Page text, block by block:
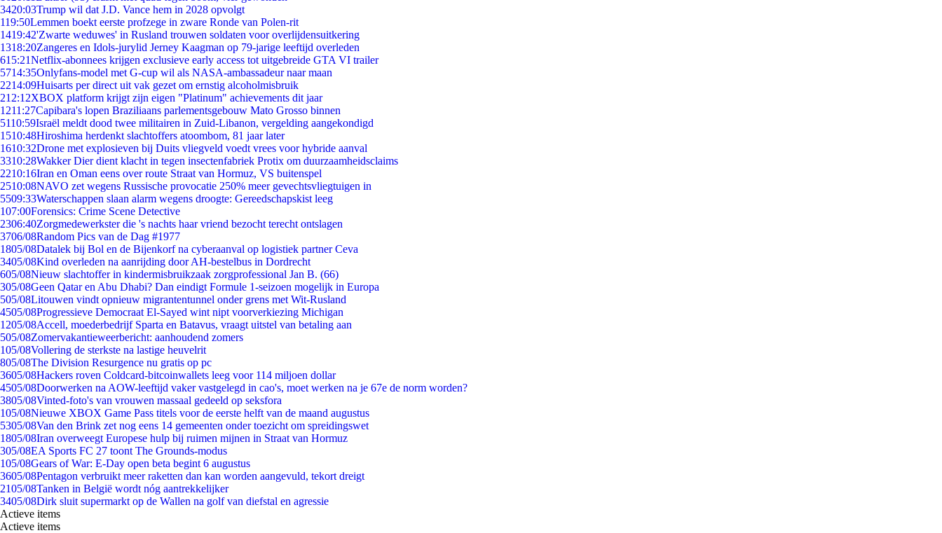
3420:03Trump wil dat J.D. Vance hem in 2028 opvolgt
119:50Lemmen boekt eerste profzege in zware Ronde van Polen-rit
1419:42'Zwarte weduwes' in Rusland trouwen soldaten voor overlijdensuitkering
1318:20Zangeres en Idols-jurylid Jerney Kaagman op 79-jarige leeftijd overleden
615:21Netflix-abonnees krijgen exclusieve early access tot uitgebreide GTA VI trailer
5714:35Onlyfans-model met G-cup wil als NASA-ambassadeur naar maan
2214:09Huisarts per direct uit vak gezet om ernstig alcoholmisbruik
212:12XBOX platform krijgt zijn eigen "Platinum" achievements dit jaar
1211:27Capibara's lopen Braziliaans parlementsgebouw Mato Grosso binnen
5110:59Israël meldt dood twee militairen in Zuid-Libanon, vergelding aangekondigd
1510:48Hiroshima herdenkt slachtoffers atoombom, 81 jaar later
1610:32Drone met explosieven bij Duits vliegveld voedt vrees voor hybride aanval
3310:28Wakker Dier dient klacht in tegen insectenfabriek Protix om duurzaamheidsclaims
2210:16Iran en Oman eens over route Straat van Hormuz, VS buitenspel
2510:08NAVO zet wegens Russische provocatie 250% meer gevechtsvliegtuigen in
5509:33Waterschappen slaan alarm wegens droogte: Gereedschapskist leeg
107:00Forensics: Crime Scene Detective
2306:40Zorgmedewerkster die 's nachts haar vriend bezocht terecht ontslagen
3706/08Random Pics van de Dag #1977
1805/08Datalek bij Bol en de Bijenkorf na cyberaanval op logistiek partner Ceva
3405/08Kind overleden na aanrijding door AH-bestelbus in Dordrecht
605/08Nieuw slachtoffer in kindermisbruikzaak zorgprofessional Jan B. (66)
305/08Geen Qatar en Abu Dhabi? Dan eindigt Formule 1-seizoen mogelijk in Europa
505/08Litouwen vindt opnieuw migrantentunnel onder grens met Wit-Rusland
4505/08Progressieve Democraat El-Sayed wint nipt voorverkiezing Michigan
1205/08Accell, moederbedrijf Sparta en Batavus, vraagt uitstel van betaling aan
505/08Zomervakantieweerbericht: aanhoudend zomers
105/08Vollering de sterkste na lastige heuvelrit
805/08The Division Resurgence nu gratis op pc
3605/08Hackers roven Coldcard-bitcoinwallets leeg voor 114 miljoen dollar
4505/08Doorwerken na AOW-leeftijd vaker vastgelegd in cao's, moet werken na je 67e de norm worden?
3805/08Vinted-foto's van vrouwen massaal gedeeld op seksfora
105/08Nieuwe XBOX Game Pass titels voor de eerste helft van de maand augustus
5305/08Van den Brink zet nog eens 14 gemeenten onder toezicht om spreidingswet
1805/08Iran overweegt Europese hulp bij ruimen mijnen in Straat van Hormuz
305/08EA Sports FC 27 toont The Grounds-modus
105/08Gears of War: E-Day open beta begint 6 augustus
3605/08Pentagon verbruikt meer raketten dan kan worden aangevuld, tekort dreigt
2105/08Tanken in België wordt nóg aantrekkelijker
3405/08Dirk sluit supermarkt op de Wallen na golf van diefstal en agressie
Actieve items
Actieve items